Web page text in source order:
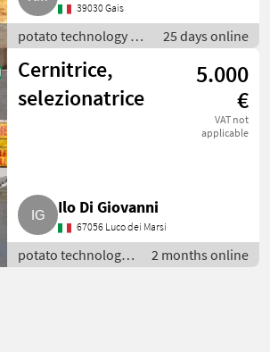
39030 Gais
potato technology /
other potato
technology
25 days online
Cernitrice,
selezionatrice
5.000
€
VAT not
applicable
Ilo Di Giovanni
67056 Luco dei Marsi
potato technology
/ other potato
2 months online